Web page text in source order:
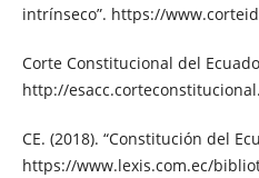
intrínseco”. https://
Corte Constitucional del
http://
CE. (2018). “Constitución del
https://www.lexis.com.ec/